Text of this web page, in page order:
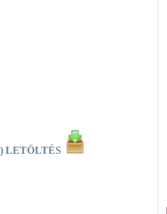
LETÖLTÉS